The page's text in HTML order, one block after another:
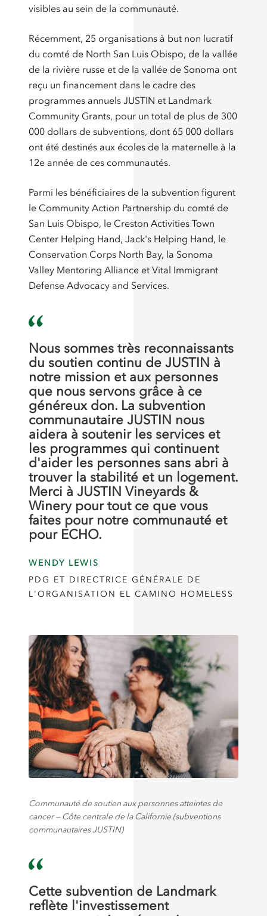
visibles au sein de la communauté.
Récemment, 25 organisations à but non lucratif
du comté de North San Luis Obispo, de la vallée
de la rivière russe et de la vallée de Sonoma ont
reçu un financement dans le cadre des
programmes annuels JUSTIN et Landmark
Community Grants, pour un total de plus de 300
000 dollars de subventions, dont 65 000 dollars
ont été destinés aux écoles de la maternelle à la
12e année de ces communautés.
Parmi les bénéficiaires de la subvention figurent
le Community Action Partnership du comté de
San Luis Obispo, le Creston Activities Town
Center Helping Hand, Jack's Helping Hand, le
Conservation Corps North Bay, la Sonoma
Valley Mentoring Alliance et Vital Immigrant
Defense Advocacy and Services.
Nous sommes très reconnaissants
du soutien continu de JUSTIN à
notre mission et aux personnes
que nous servons grâce à ce
généreux don. La subvention
communautaire JUSTIN nous
aidera à soutenir les services et
les programmes qui continuent
d'aider les personnes sans abri à
trouver la stabilité et un logement.
Merci à JUSTIN Vineyards &
Winery pour tout ce que vous
faites pour notre communauté et
pour ECHO.
WENDY LEWIS
PDG ET DIRECTRICE GÉNÉRALE DE
L'ORGANISATION EL CAMINO HOMELESS
Communauté de soutien aux personnes atteintes de
cancer — Côte centrale de la Californie (subventions
communautaires JUSTIN)
Cette subvention de Landmark
reflète l'investissement